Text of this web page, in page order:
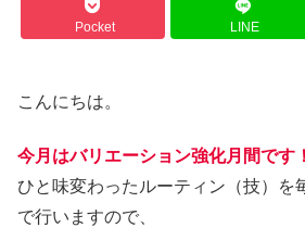
Pocket LINE
こんにちは。
今月はバリエーション強化月間です
ひと味変わったルーティン（技）を
で行いますので、